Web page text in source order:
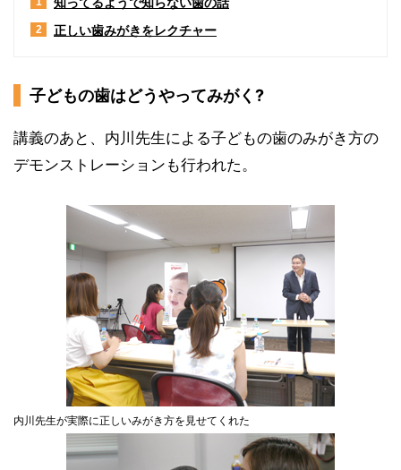
2 正しい歯みがきをレクチャー
子どもの歯はどうやってみがく?
講義のあと、内川先生による子どもの歯のみがき方の
デモンストレーションも行われた。
内川先生が実際に正しいみがき方を見せてくれた